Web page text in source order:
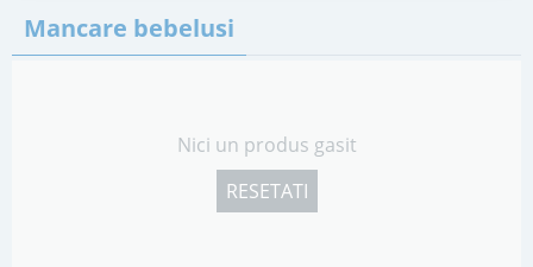
Mancare bebelusi
Nici un produs gasit
RESETATI